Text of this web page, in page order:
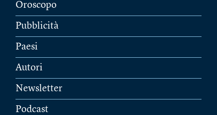
Oroscopo
Pubblicità
Paesi
Autori
Newsletter
Podcast